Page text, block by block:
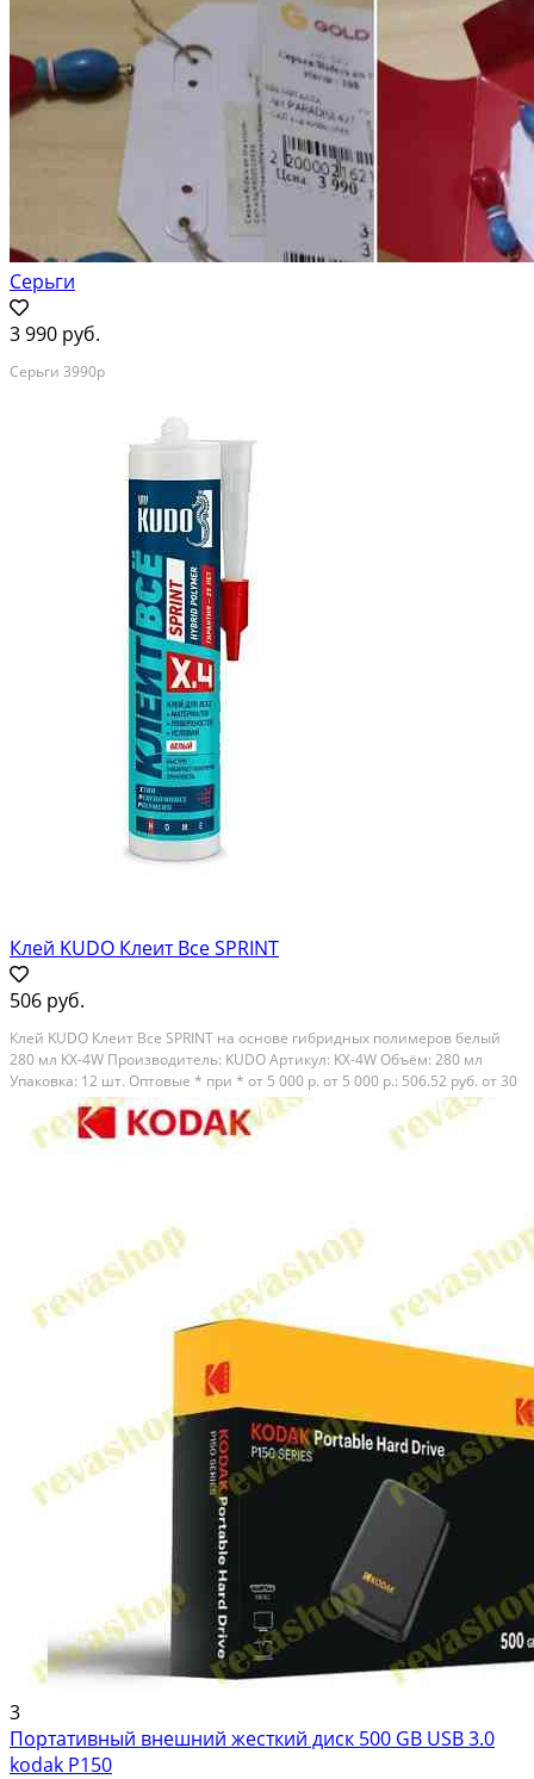
Серьги
3 990 руб.
Серьги 3990р
Клей KUDO Клеит Все SPRINT
506 руб.
Клей KUDO Клеит Все SPRINT на основе гибридных полимеров белый
280 мл KX-4W Производитель: KUDO Артикул: KX-4W Объём: 280 мл
Упаковка: 12 шт. Оптовые * при * от 5 000 р. от 5 000 р.: 506.52 руб. от 30
000 р.: 487.76 руб. от 60 000 р.: 469.00 руб
3
Портативный внешний жесткий диск 500 GB USB 3.0
kodak P150